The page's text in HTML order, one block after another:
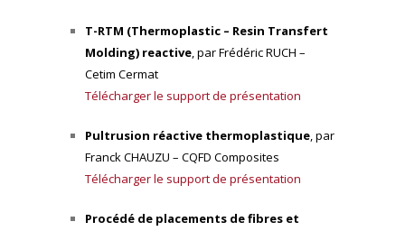
T-RTM (Thermoplastic – Resin Transfert
Molding) reactive, par Frédéric RUCH –
Cetim Cermat
Télécharger le support de présentation
Pultrusion réactive thermoplastique, par
Franck CHAUZU – CQFD Composites
Télécharger le support de présentation
Procédé de placements de fibres et